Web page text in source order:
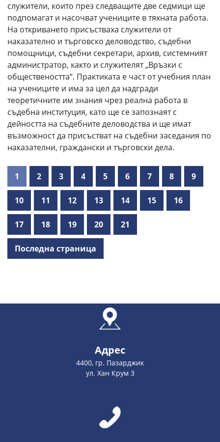
служители, които през следващите две седмици ще
подпомагат и насочват учениците в тяхната работа.
На откриването присъстваха служители от
наказателно и търговско деловодство, съдебни
помощници, съдебни секретари, архив, системният
администратор, както и служителят „Връзки с
обществеността“. Практиката е част от учебния план
на учениците и има за цел да надгради
теоретичните им знания чрез реална работа в
съдебна институция, като ще се запознаят с
дейността на съдебните деловодства и ще имат
възможност да присъстват на съдебни заседания по
наказателни, граждански и търговски дела.
1 2 3 4 5 6 7 8 9
10 11 12 13 14 15 16
17 18 19 20 21
Последна страница
Адрес
4400, гр. Пазарджик
ул. Хан Крум 3